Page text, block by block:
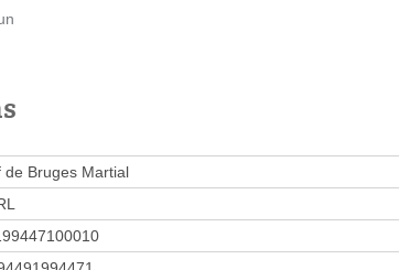
de Bruges Martial